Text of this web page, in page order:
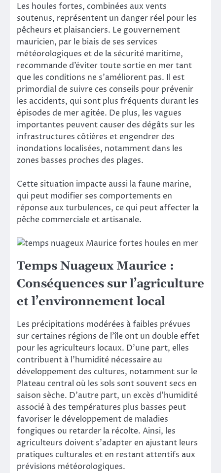
Les houles fortes, combinées aux vents
soutenus, représentent un danger réel pour les
pêcheurs et plaisanciers. Le gouvernement
mauricien, par le biais de ses services
météorologiques et de la sécurité maritime,
recommande d’éviter toute sortie en mer tant
que les conditions ne s’améliorent pas. Il est
primordial de suivre ces conseils pour prévenir
les accidents, qui sont plus fréquents durant les
épisodes de mer agitée. De plus, les vagues
importantes peuvent causer des dégâts sur les
infrastructures côtières et engendrer des
inondations localisées, notamment dans les
zones basses proches des plages.
Cette situation impacte aussi la faune marine,
qui peut modifier ses comportements en
réponse aux turbulences, ce qui peut affecter la
pêche commerciale et artisanale.
Temps Nuageux Maurice :
Conséquences sur l’agriculture
et l’environnement local
Les précipitations modérées à faibles prévues
sur certaines régions de l’île ont un double effet
pour les agriculteurs locaux. D’une part, elles
contribuent à l’humidité nécessaire au
développement des cultures, notamment sur le
Plateau central où les sols sont souvent secs en
saison sèche. D’autre part, un excès d’humidité
associé à des températures plus basses peut
favoriser le développement de maladies
fongiques ou retarder la récolte. Ainsi, les
agriculteurs doivent s’adapter en ajustant leurs
pratiques culturales et en restant attentifs aux
prévisions météorologiques.